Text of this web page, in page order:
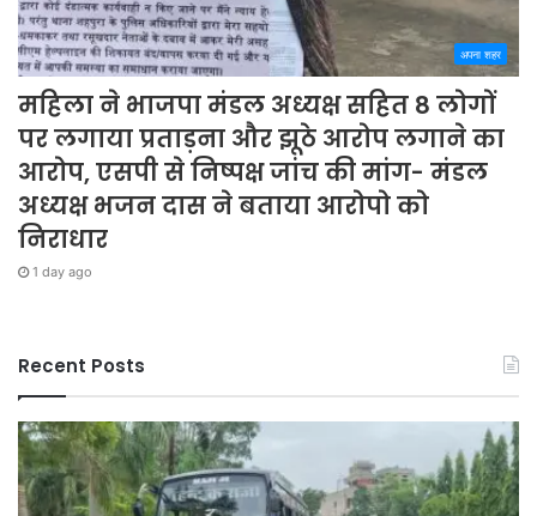
अपना शहर
महिला ने भाजपा मंडल अध्यक्ष सहित 8 लोगों
पर लगाया प्रताड़ना और झूठे आरोप लगाने का
आरोप, एसपी से निष्पक्ष जांच की मांग- मंडल
अध्यक्ष भजन दास ने बताया आरोपो को
निराधार
1 day ago
Recent Posts